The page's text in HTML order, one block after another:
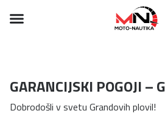
GARANCIJSKI POGOJI –
Dobrodošli v svetu Grandovih plovil!